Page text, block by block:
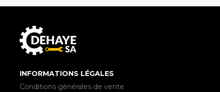
INFORMATIONS LÉGALES
Conditions générales de vente